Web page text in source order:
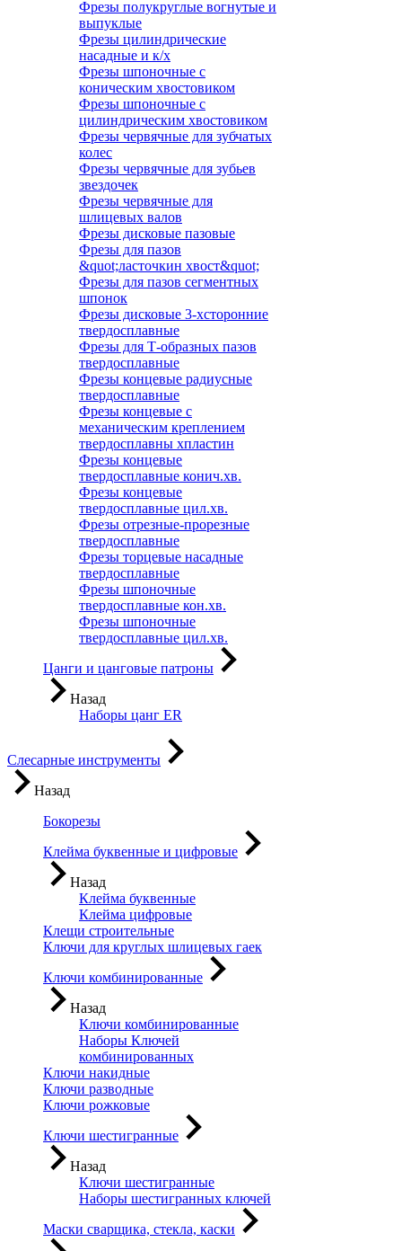
Фрезы полукруглые вогнутые и
выпуклые
Фрезы цилиндрические
насадные и к/х
Фрезы шпоночные с
коническим хвостовиком
Фрезы шпоночные с
цилиндрическим хвостовиком
Фрезы червячные для зубчатых
колес
Фрезы червячные для зубьев
звездочек
Фрезы червячные для
шлицевых валов
Фрезы дисковые пазовые
Фрезы для пазов
&quot;ласточкин хвост&quot;
Фрезы для пазов сегментных
шпонок
Фрезы дисковые 3-хсторонние
твердосплавные
Фрезы для Т-образных пазов
твердосплавные
Фрезы концевые радиусные
твердосплавные
Фрезы концевые с
механическим креплением
твердосплавны хпластин
Фрезы концевые
твердосплавные конич.хв.
Фрезы концевые
твердосплавные цил.хв.
Фрезы отрезные-прорезные
твердосплавные
Фрезы торцевые насадные
твердосплавные
Фрезы шпоночные
твердосплавные кон.хв.
Фрезы шпоночные
твердосплавные цил.хв.
Цанги и цанговые патроны
Назад
Наборы цанг ER
Слесарные инструменты
Назад
Бокорезы
Клейма буквенные и цифровые
Назад
Клейма буквенные
Клейма цифровые
Клещи строительные
Ключи для круглых шлицевых гаек
Ключи комбинированные
Назад
Ключи комбинированные
Наборы Ключей
комбинированных
Ключи накидные
Ключи разводные
Ключи рожковые
Ключи шестигранные
Назад
Ключи шестигранные
Наборы шестигранных ключей
Маски сварщика, стекла, каски